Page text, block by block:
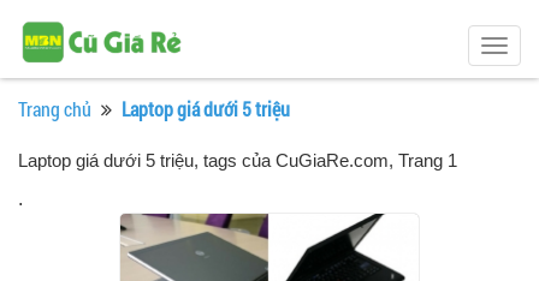
Trang chủ Laptop giá dưới 5 triệu
Laptop giá dưới 5 triệu, tags của CuGiaRe.com, Trang 1
.